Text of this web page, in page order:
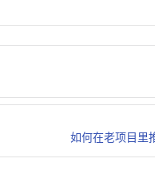
如何在老项目里